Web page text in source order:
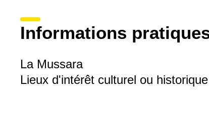
Informations
La Mussara
Lieux d'intérêt culturel ou historique